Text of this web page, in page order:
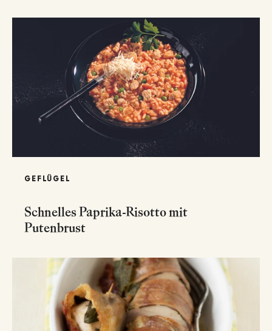
GEFLÜGEL
Schnelles Paprika-Risotto mit
Putenbrust